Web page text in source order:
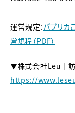
運営規定: パプリカ
営規程（PDF）
▼株式会社Leu│訪
https://